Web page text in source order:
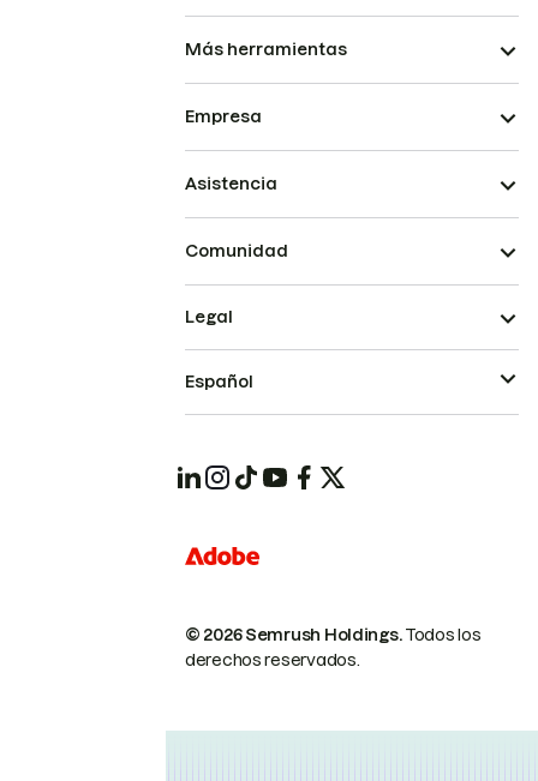
Más herramientas
Empresa
Asistencia
Comunidad
© 2026 Semrush Holdings.Todos los
derechos reservados.
Legal
Español